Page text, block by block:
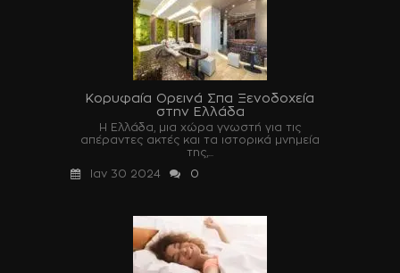
Κορυφαία Ορεινά Σπα Ξενοδοχεία
στην Ελλάδα
Η Ελλάδα, μια χώρα γνωστή για τις
απέραντες ακτές και τα ιστορικά μνημεία
της,...
Ιαν 30 2024
0